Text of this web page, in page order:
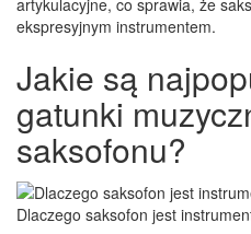
artykulacyjne, co sprawia, że
ekspresyjnym instrumentem.
Jakie są
gatunki
saksofonu?
Dlaczego saksofon jest